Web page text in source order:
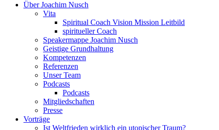
Über Joachim Nusch
Vita
Spiritual Coach Vision Mission Leitbild
spiritueller Coach
Speakermappe Joachim Nusch
Geistige Grundhaltung
Kompetenzen
Referenzen
Unser Team
Podcasts
Podcasts
Mitgliedschaften
Presse
Vorträge
Ist Weltfrieden wirklich ein utopischer Traum?